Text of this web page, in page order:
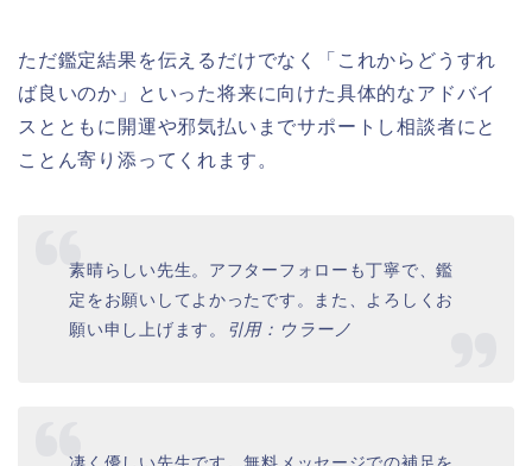
ただ鑑定結果を伝えるだけでなく「これからどうすれ
ば良いのか」といった将来に向けた具体的なアドバイ
スとともに開運や邪気払いまでサポートし相談者にと
ことん寄り添ってくれます。
素晴らしい先生。アフターフォローも丁寧で、鑑
定をお願いしてよかったです。また、よろしくお
願い申し上げます。
引用：ウラーノ